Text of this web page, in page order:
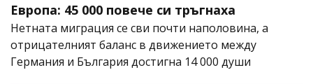
Европа: 45 000 повече си тръгнаха
Нетната миграция се сви почти наполовина, а
отрицателният баланс в движението между
Германия и България достигна 14 000 души